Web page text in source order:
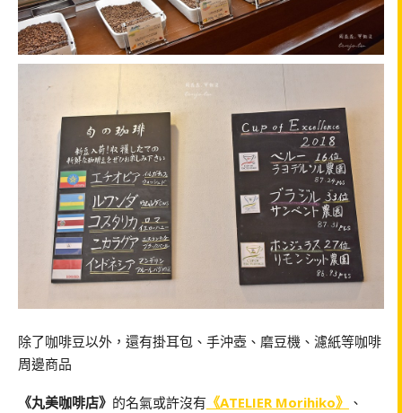
除了咖啡豆以外，還有掛耳包、手沖壺、磨豆機、濾紙等咖啡
周邊商品
《丸美咖啡店》 的名氣或許沒有 《ATELIER Morihiko》 、